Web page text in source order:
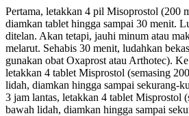
Pertama, letakkan 4 pil Misoprostol (200
diamkan tablet hingga sampai 30 menit.
ditelan. Akan tetapi, jauhi minum atau
melarut. Sehabis 30 menit, ludahkan
gunakan obat Oxaprost atau Arthotec).
letakkan 4 tablet Misprostol (semasing
lidah, diamkan hingga sampai sekurang-
3 jam lantas, letakkan 4 tablet Misprostol
bawah lidah, diamkan hingga sampai